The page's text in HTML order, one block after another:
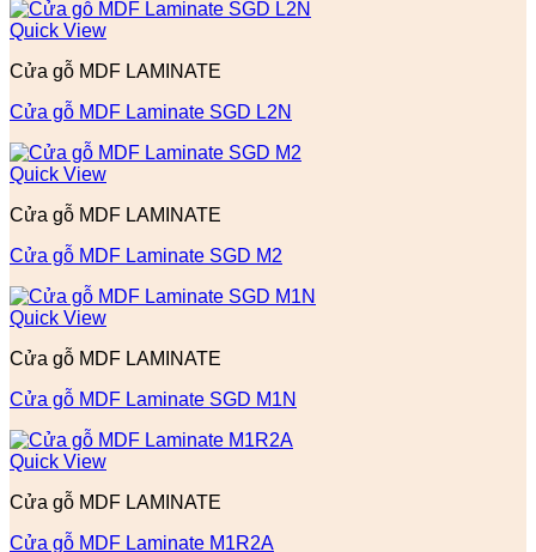
Quick View
Cửa gỗ MDF LAMINATE
Cửa gỗ MDF Laminate SGD L2N
Quick View
Cửa gỗ MDF LAMINATE
Cửa gỗ MDF Laminate SGD M2
Quick View
Cửa gỗ MDF LAMINATE
Cửa gỗ MDF Laminate SGD M1N
Quick View
Cửa gỗ MDF LAMINATE
Cửa gỗ MDF Laminate M1R2A